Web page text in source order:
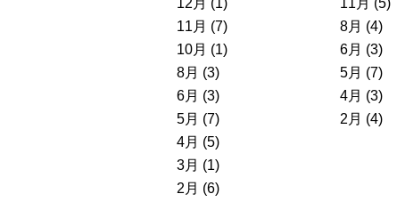
12月 (1)
11月 (7)
10月 (1)
8月 (3)
6月 (3)
5月 (7)
4月 (5)
3月 (1)
2月 (6)
11月 (5)
8月 (4)
6月 (3)
5月 (7)
4月 (3)
2月 (4)